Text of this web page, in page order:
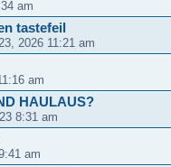
am
tastefeil
2026 11:21 am
am
HAULAUS?
8:31 am
am